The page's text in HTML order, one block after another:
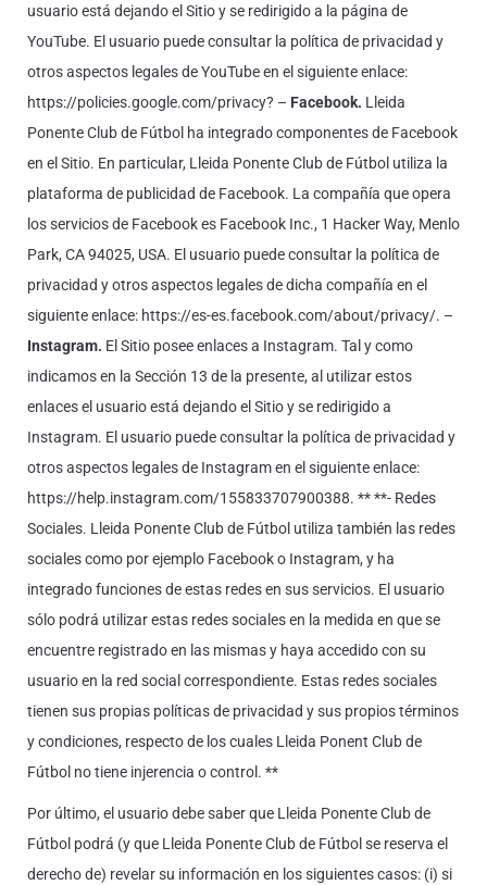
usuario está dejando el Sitio y se redirigido a la página de
YouTube. El usuario puede consultar la política de privacidad y
otros aspectos legales de YouTube en el siguiente enlace:
https://policies.google.com/privacy? – Facebook. Lleida
Ponente Club de Fútbol ha integrado componentes de Facebook
en el Sitio. En particular, Lleida Ponente Club de Fútbol utiliza la
plataforma de publicidad de Facebook. La compañía que opera
los servicios de Facebook es Facebook Inc., 1 Hacker Way, Menlo
Park, CA 94025, USA. El usuario puede consultar la política de
privacidad y otros aspectos legales de dicha compañía en el
siguiente enlace: https://es-es.facebook.com/about/privacy/. –
Instagram. El Sitio posee enlaces a Instagram. Tal y como
indicamos en la Sección 13 de la presente, al utilizar estos
enlaces el usuario está dejando el Sitio y se redirigido a
Instagram. El usuario puede consultar la política de privacidad y
otros aspectos legales de Instagram en el siguiente enlace:
https://help.instagram.com/155833707900388. ** **- Redes
Sociales. Lleida Ponente Club de Fútbol utiliza también las redes
sociales como por ejemplo Facebook o Instagram, y ha
integrado funciones de estas redes en sus servicios. El usuario
sólo podrá utilizar estas redes sociales en la medida en que se
encuentre registrado en las mismas y haya accedido con su
usuario en la red social correspondiente. Estas redes sociales
tienen sus propias políticas de privacidad y sus propios términos
y condiciones, respecto de los cuales Lleida Ponent Club de
Fútbol no tiene injerencia o control. **
Por último, el usuario debe saber que Lleida Ponente Club de
Fútbol podrá (y que Lleida Ponente Club de Fútbol se reserva el
derecho de) revelar su información en los siguientes casos: (i) si